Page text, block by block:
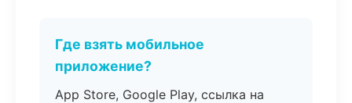
Где взять мобильное
приложение?
App Store, Google Play, ссылка на